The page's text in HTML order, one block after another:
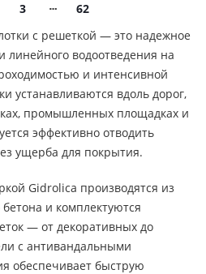
3
62
с решеткой — это надежное
линейного водоотведения на
и интенсивной
устанавливаются вдоль дорог,
промышленных площадках и
эффективно отводить
ущерба для покрытия.
Gidrolica производятся из
и комплектуются
— от декоративных до
с антивандальными
обеспечивает быструю